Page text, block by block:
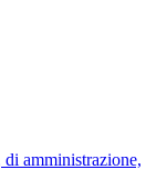
amministrazione,